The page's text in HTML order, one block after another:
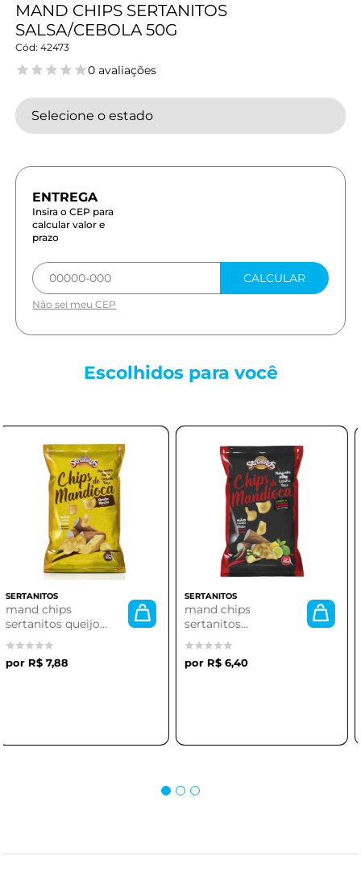
MAND CHIPS SERTANITOS
SALSA/CEBOLA 50G
42473
0 avaliações
Selecione o estado
Insira o CEP para
calcular valor e
prazo
CALCULAR
Não sei meu CEP
Escolhidos para você
SERTANITOS
mand chips
sertanitos
limao/pimenta 50g
R$ 6,40
SERTANITOS
mand chips
sertanitos com sal
50g
R$ 6,42